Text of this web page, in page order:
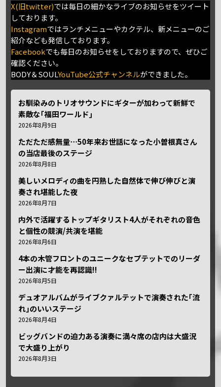
X(旧twitter)では毎日の細かなライブのお知らせをツイート
しております。
Instagramではランチメニューやカクテル、新メニューのご
紹介なども発信しております。
Facebookでも毎日のお知らせをしておりますので、ぜひご
確認ください。
BODY＆SOULYouTube公式チャンネルができました。
お馴染みのトリオサウンドにギターが加わって新鮮で
素敵な｢福田ワールド｣
2026年8月9日
ただただ感無量⋯50年来お世話になった小曽根真さん
の当店最後のステージ
2026年8月8日
美しいメロディの曲を円熟した自然体で伸び伸びと演
奏され堪能した夜
2026年8月7日
内外で活躍するトップギタリスト4人がそれぞれの音色
と個性の競演/共演を堪能
2026年8月6日
4本の木管フロントのユニークなセプテットでのリーダ
ー出演に才能を再認識!!
2026年8月5日
デュオアルバムがライブクァルテットで演奏された｢流
れ｣のいいステージ
2026年8月4日
ビッグバンドの迫力ある演奏に満々席の店内は大盛況
で大盛り上がり
2026年8月3日